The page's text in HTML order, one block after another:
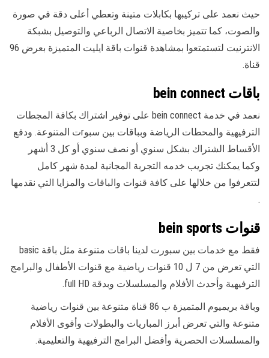
حيث نعمد على تركيبها بكابلات متينة وتعطي أعلى دقة في صورة
والصوت، كما تتميز بخاصية الاتصال الرباعي والتوصيل بشبكة
الانترنيت لتستمتعوا بمشاهدة قنوات باقة ايليت المتميزة بعرض 96
قناة.
باقات bein connect
نعمد في خدمة bein connect على توفير اشتراك بكافة المجطات
الترفيهية والمحطات الرياضة وبباقات بين سبوrت المتنوعة. ودفع
الأقساط الشتراك بشكل سنوي أو نصف سنوي أو كل 3 أشهر
وكما يمكنك تجريب خدمه التجربة المجانية لمدة شهر كامل
لتتعرفوا من خلالها على كافة قنوات والباقات والمزايا التي نقدمها
.
قنوات bein sports
فقط مع خدمات بين سبورت لدينا باقات متنوعة مثل باقة basic
التي تعرض من 7 ل 10 قنوات رياضية مع قنوات الأطفال والبرامج
الترفيهية وأحدث الأفلام والمسلسلات وبدقة full HD.
وباقة بريميوم المتميزة ب 86 قناة متنوعة بين قنوات رياضية
متنوعة والتي تعرض أبرز المباريات والبطولات وأقوى الأفلام
والمسلسلات الحصرية وأفضل البرامج الترفيهية والتعليمية.